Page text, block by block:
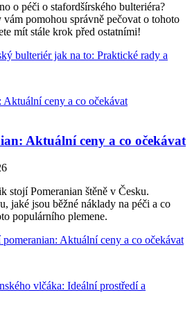
o péči o stafordšírského bulteriéra?
pomohou správně pečovat o tohoto
mít stále krok před ostatními!
bulteriér jak na to: Praktické rady a
Aktuální ceny a co očekávat
stojí Pomeranian štěně v Česku.
jaké jsou běžné náklady na péči a co
populárního plemene.
Aktuální ceny a co očekávat